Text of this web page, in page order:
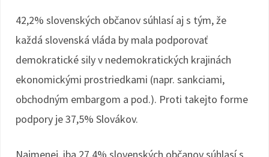
42,2% slovenských občanov súhlasí aj s tým, že
každá slovenská vláda by mala podporovať
demokratické sily v nedemokratických krajinách
ekonomickými prostriedkami (napr. sankciami,
obchodným embargom a pod.). Proti takejto forme
podpory je 37,5% Slovákov.